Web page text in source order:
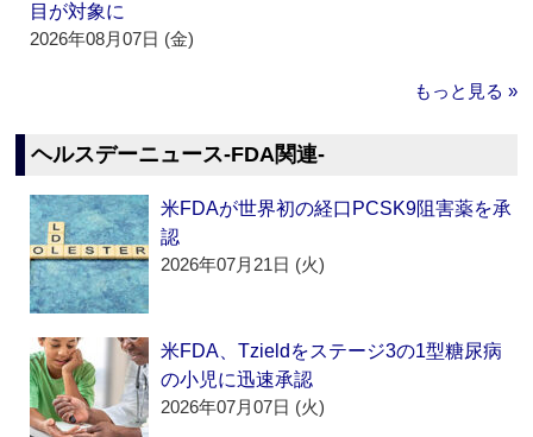
目が対象に
2026年08月07日 (金)
もっと見る »
ヘルスデーニュース‐FDA関連‐
米FDAが世界初の経口PCSK9阻害薬を承
認
2026年07月21日 (火)
米FDA、Tzieldをステージ3の1型糖尿病
の小児に迅速承認
2026年07月07日 (火)